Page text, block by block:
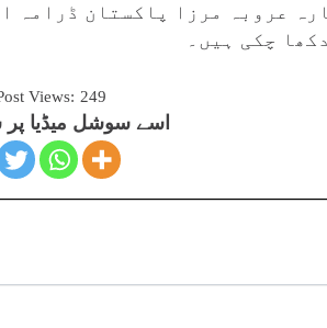
عروبہ مرزا پاکستان ڈرامہ
چکی ہیں۔
Views: 249
اسے سوشل میڈیا پر